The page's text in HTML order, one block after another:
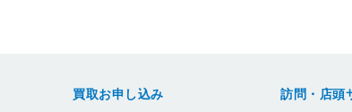
買取お申し込み 訪問・店頭